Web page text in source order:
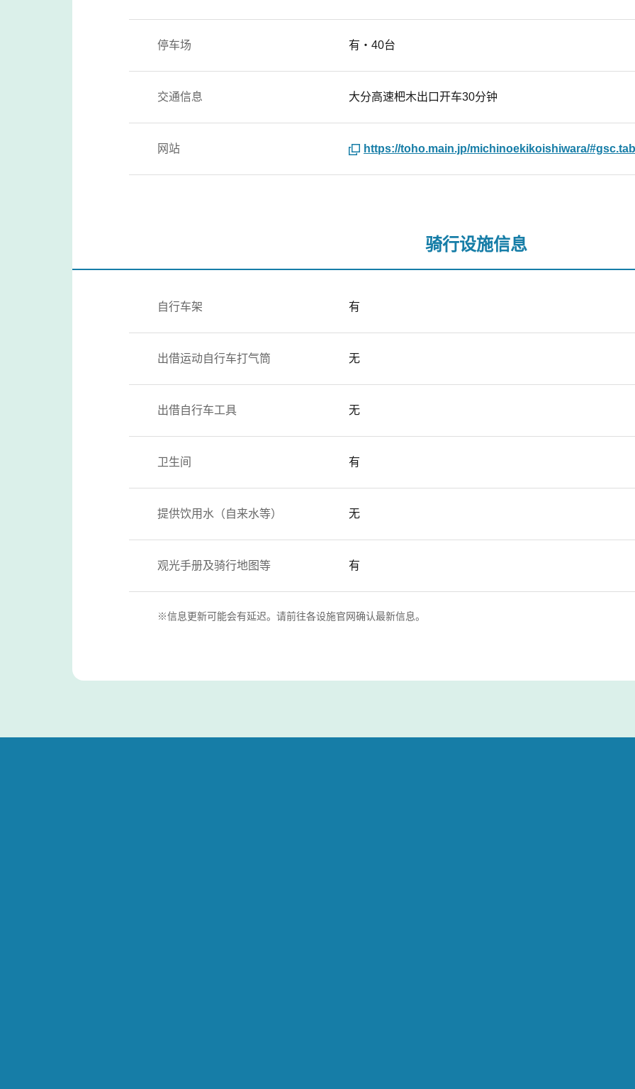
停车场 有・40台
交通信息 大分高速杷木出口开车30分钟
网站 https://toho.main.jp/michinoekikoishiwara/
骑行设施信息
自行车架 有
出借运动自行车打气筒 无
出借自行车工具 无
卫生间 有
提供饮用水（自来水等） 无
观光手册及骑行地图等 有
※信息更新可能会有延迟。请前往各设施官网确认最新信息。